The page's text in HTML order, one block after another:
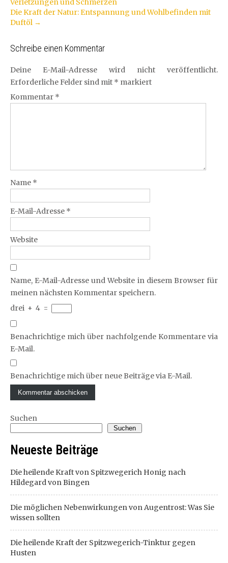
Navigation
Die Kraft der Natur: Entspannung und Wohlbefinden mit
Duftöl →
Schreibe einen Kommentar
Deine E-Mail-Adresse wird nicht veröffentlicht.
Erforderliche Felder sind mit * markiert
Kommentar *
Name *
E-Mail-Adresse *
Website
Name, E-Mail-Adresse und Website in diesem Browser für
meinen nächsten Kommentar speichern.
drei + 4 =
Benachrichtige mich über nachfolgende Kommentare via
E-Mail.
Benachrichtige mich über neue Beiträge via E-Mail.
Suchen
Suchen
Neueste Beiträge
Die heilende Kraft von Spitzwegerich Honig nach
Hildegard von Bingen
Die möglichen Nebenwirkungen von Augentrost: Was Sie
wissen sollten
Die heilende Kraft der Spitzwegerich-Tinktur gegen
Husten